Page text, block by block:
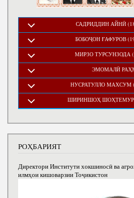
САДРИДДИН АЙНӢ
БОБОҶОН ҒАФУРОВ
МИРЗО ТУРСУНЗОДА
ЭМОМАЛӢ
НУСРАТУЛЛО МАХСУМ
ШИРИНШОҲ ШОҲТЕМУР
РОҲБАРИЯТ
Директори Институти хокшиносӣ ва
илмҳои кишоварзии Тоҷикистон